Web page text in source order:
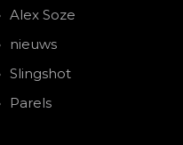
Alex Soze
nieuws
Slingshot
Parels